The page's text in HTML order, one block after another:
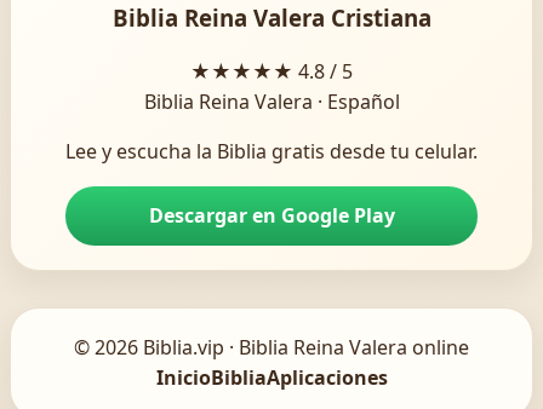
Biblia Reina Valera Cristiana
★★★★★ 4.8 / 5
Biblia Reina Valera · Español
Lee y escucha la Biblia gratis desde tu celular.
Descargar en Google Play
© 2026 Biblia.vip · Biblia Reina Valera online
InicioBibliaAplicaciones